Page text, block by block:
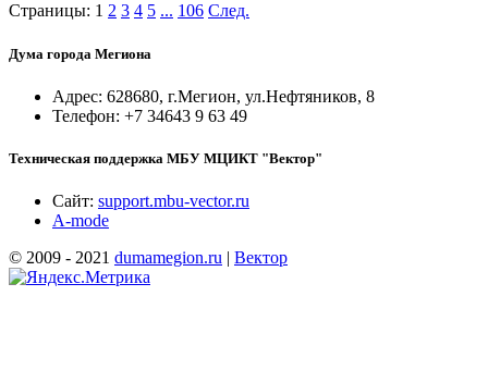
Страницы: 1 2 3 4 5 ... 106 След.
Дума города Мегиона
Адрес: 628680, г.Мегион, ул.Нефтяников, 8
Телефон: +7 34643 9 63 49
Техническая поддержка МБУ МЦИКТ "Вектор"
Сайт: support.mbu-vector.ru
A-mode
© 2009 - 2021 dumamegion.ru | Вектор